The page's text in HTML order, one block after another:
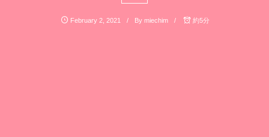
February 2 2021 By miechim 約5分